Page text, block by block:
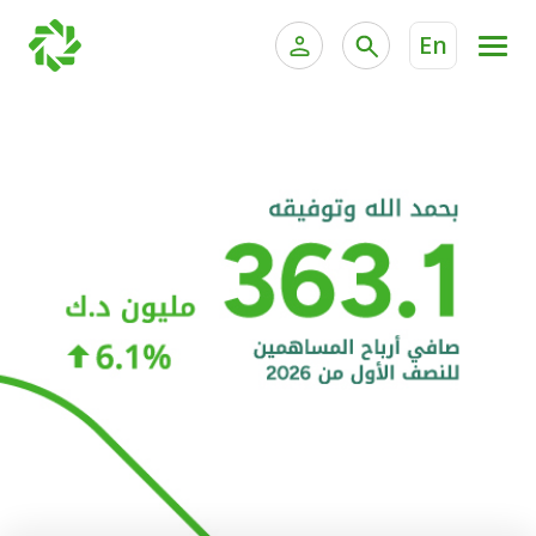
En
الخدمات المصرفية الإلكترونية للشركات
خدمة "بيتك" للتداول الإلكتروني
الحسابات المصرفية
البطاقات
"برامج العملاء"